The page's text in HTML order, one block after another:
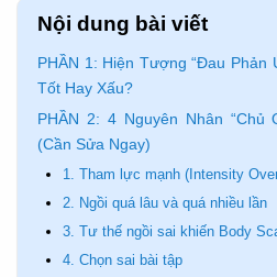
Nội dung bài viết
PHẦN 1: Hiện Tượng “Đau Phản
Tốt Hay Xấu?
PHẦN 2: 4 Nguyên Nhân “Chủ
(Cần Sửa Ngay)
1. Tham lực mạnh (Intensity
2. Ngồi quá lâu và quá nhiều lần
3. Tư thế ngồi sai khiến Body
4. Chọn sai bài tập